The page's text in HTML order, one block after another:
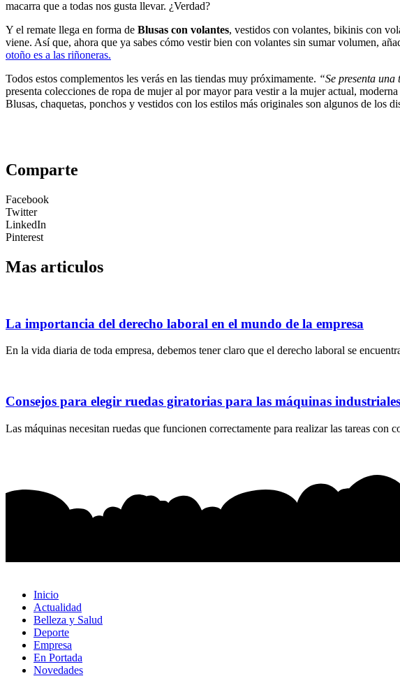
macarra que a todas nos gusta llevar. ¿Verdad?
Y el remate llega en forma de Blusas con volantes, vestidos con volantes, bikinis con
viene. Así que, ahora que ya sabes cómo vestir bien con volantes sin sumar volumen,
otoño es a las riñoneras.
Todos estos complementos les verás en las tiendas muy próximamente. “Se presenta
presenta colecciones de ropa de mujer al por mayor para vestir a la mujer actual,
Blusas, chaquetas, ponchos y vestidos con los estilos más originales son algunos de los
Comparte
Facebook
Twitter
LinkedIn
Pinterest
Mas articulos
La importancia del derecho laboral en el mundo de la empresa
En la vida diaria de toda empresa, debemos tener claro que el derecho laboral se
Consejos para elegir ruedas giratorias para las máquinas industriales
Las máquinas necesitan ruedas que funcionen correctamente para realizar las tareas
Inicio
Actualidad
Belleza y Salud
Deporte
Empresa
En Portada
Novedades